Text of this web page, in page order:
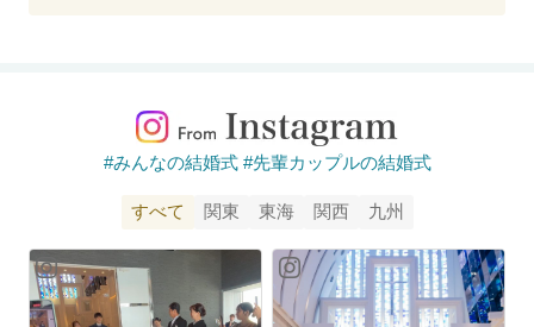
#みんなの結婚式 #先輩カップルの結婚式
すべて 関東 東海 関西 九州